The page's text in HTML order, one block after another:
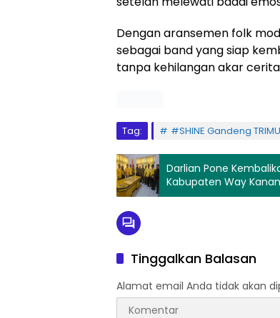
Dengan aransemen folk
sebagai band yang siap
tanpa kehilangan akar
Tag: #SHINE Gandeng
Darlian Pone
Kabupaten Way Kanan
Tinggalkan Balasan
Alamat email Anda tidak akan